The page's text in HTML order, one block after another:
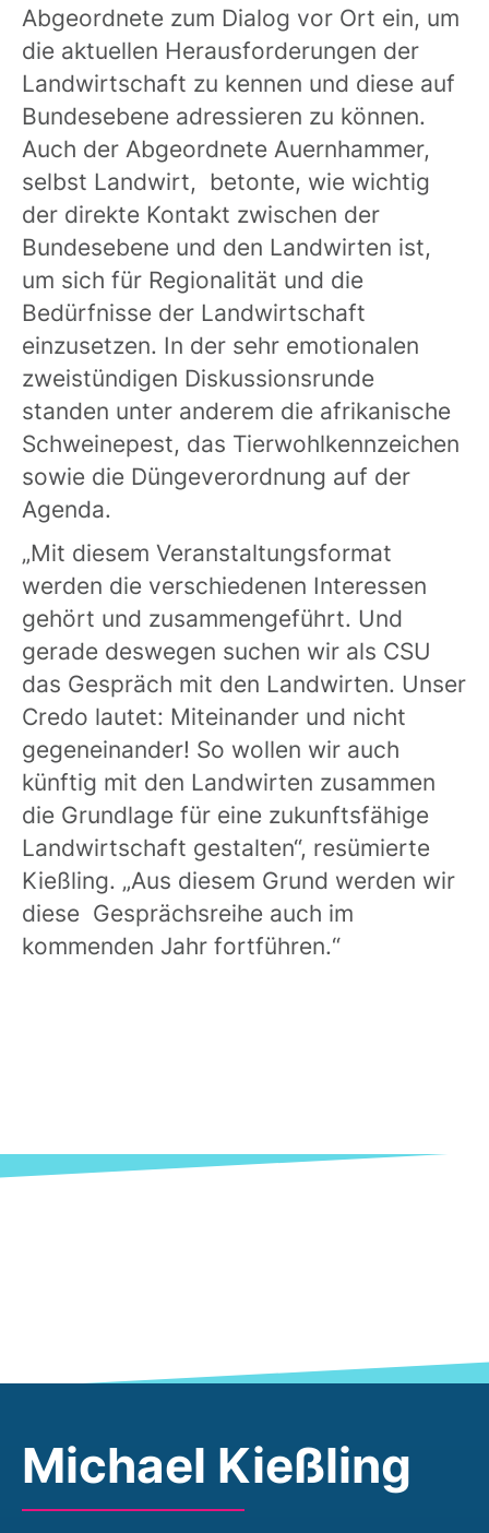
Abgeordnete zum Dialog vor Ort ein, um
die aktuellen Herausforderungen der
Landwirtschaft zu kennen und diese auf
Bundesebene adressieren zu können.
Auch der Abgeordnete Auernhammer,
selbst Landwirt, betonte, wie wichtig
der direkte Kontakt zwischen der
Bundesebene und den Landwirten ist,
um sich für Regionalität und die
Bedürfnisse der Landwirtschaft
einzusetzen. In der sehr emotionalen
zweistündigen Diskussionsrunde
standen unter anderem die afrikanische
Schweinepest, das Tierwohlkennzeichen
sowie die Düngeverordnung auf der
Agenda.
„Mit diesem Veranstaltungsformat
werden die verschiedenen Interessen
gehört und zusammengeführt. Und
gerade deswegen suchen wir als CSU
das Gespräch mit den Landwirten. Unser
Credo lautet: Miteinander und nicht
gegeneinander! So wollen wir auch
künftig mit den Landwirten zusammen
die Grundlage für eine zukunftsfähige
Landwirtschaft gestalten“, resümierte
Kießling. „Aus diesem Grund werden wir
diese Gesprächsreihe auch im
kommenden Jahr fortführen.“
Michael Kießling